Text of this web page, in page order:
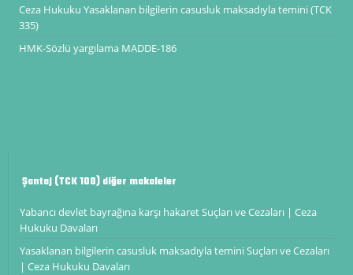
Ceza Hukuku Yasaklanan bilgilerin casusluk maksadıyla temini (TCK
335)
HMK-Sözlü yargılama MADDE-186
Şantaj (TCK 108) diğer makaleler
Yabancı devlet bayrağına karşı hakaret Suçları ve Cezaları | Ceza
Hukuku Davaları
Yasaklanan bilgilerin casusluk maksadıyla temini Suçları ve Cezaları
| Ceza Hukuku Davaları